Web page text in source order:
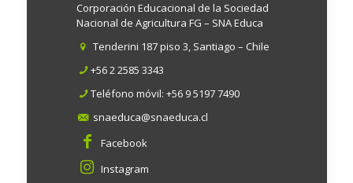
Corporación Educacional de la Sociedad
Nacional de Agricultura FG – SNA Educa
Tenderini 187 piso 3, Santiago – Chile
+56 2 2585 3343
Teléfono móvil: +56 9 5197 7490
snaeduca@snaeduca.cl
Facebook
Instagram